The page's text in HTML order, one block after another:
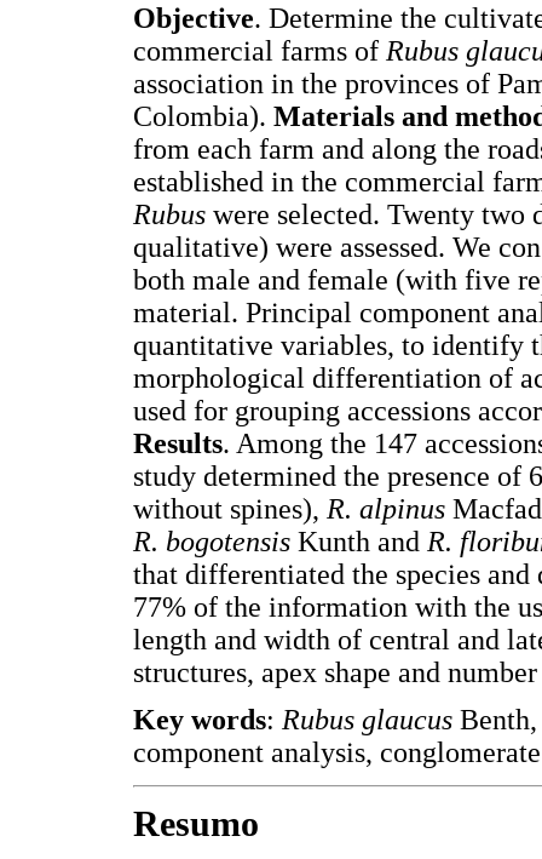
Objective. Determine the
commercial farms of Rubus
association in the provinces of
Colombia). Materials and
from each farm and along the
established in the commercial
Rubus were selected. Twenty two
qualitative) were assessed. We
both male and female (with five
material. Principal component
quantitative variables, to identify
morphological differentiation of
used for grouping accessions
Results. Among the 147
study determined the presence
without spines), R. alpinus Macfad
R. bogotensis Kunth and R.
that differentiated the species
77% of the information with the
length and width of central and
structures, apex shape and
Key words: Rubus glaucus
component analysis,
Resumo